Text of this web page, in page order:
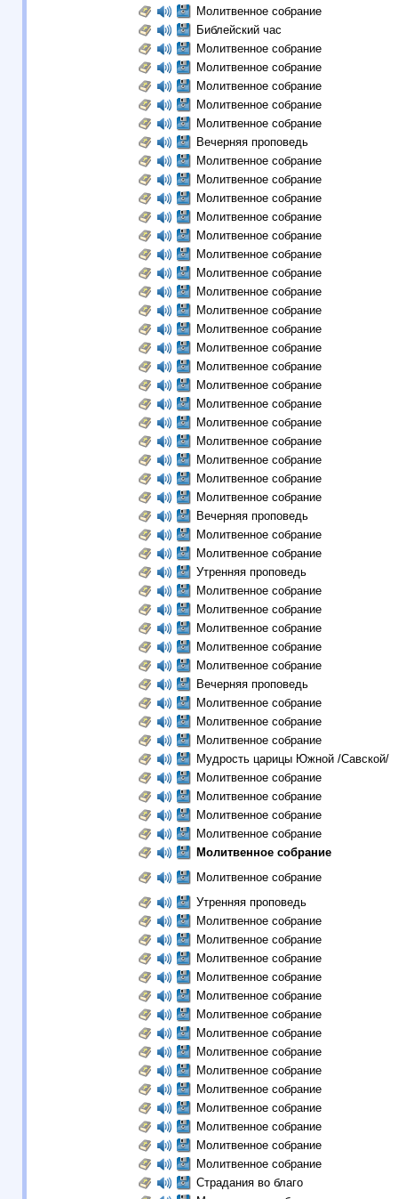
Молитвенное собрание
Библейский час
Молитвенное собрание
Молитвенное собрание
Молитвенное собрание
Молитвенное собрание
Молитвенное собрание
Вечерняя проповедь
Молитвенное собрание
Молитвенное собрание
Молитвенное собрание
Молитвенное собрание
Молитвенное собрание
Молитвенное собрание
Молитвенное собрание
Молитвенное собрание
Молитвенное собрание
Молитвенное собрание
Молитвенное собрание
Молитвенное собрание
Молитвенное собрание
Молитвенное собрание
Молитвенное собрание
Молитвенное собрание
Молитвенное собрание
Молитвенное собрание
Молитвенное собрание
Вечерняя проповедь
Молитвенное собрание
Молитвенное собрание
Утренняя проповедь
Молитвенное собрание
Молитвенное собрание
Молитвенное собрание
Молитвенное собрание
Молитвенное собрание
Вечерняя проповедь
Молитвенное собрание
Молитвенное собрание
Молитвенное собрание
Мудрость царицы Южной /Савской/
Молитвенное собрание
Молитвенное собрание
Молитвенное собрание
Молитвенное собрание
Молитвенное собрание
Молитвенное собрание
Утренняя проповедь
Молитвенное собрание
Молитвенное собрание
Молитвенное собрание
Молитвенное собрание
Молитвенное собрание
Молитвенное собрание
Молитвенное собрание
Молитвенное собрание
Молитвенное собрание
Молитвенное собрание
Молитвенное собрание
Молитвенное собрание
Молитвенное собрание
Молитвенное собрание
Страдания во благо